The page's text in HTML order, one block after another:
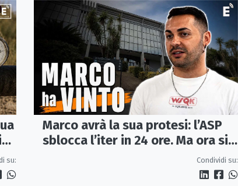
su:
Marco avrà la sua protesi: l’ASP
sblocca l’iter in 24 ore. Ma ora si
apre il caso dell’Ufficio ausiliCondividi su: